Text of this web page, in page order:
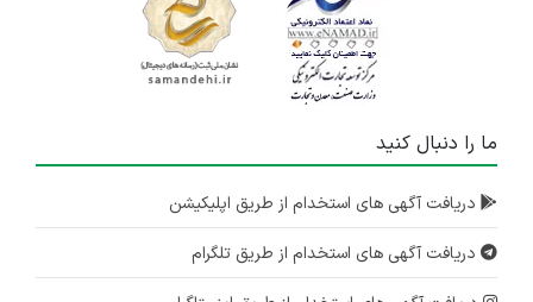
ما را دنبال کنید
دریافت آگهی های استخدام از طریق اپلیکیشن
دریافت آگهی های استخدام از طریق تلگرام